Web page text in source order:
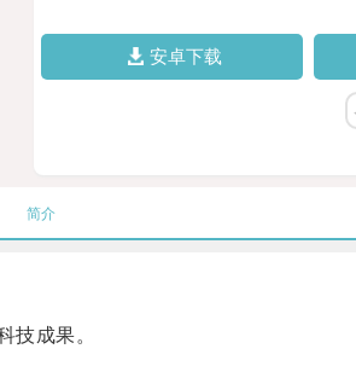
安卓下载
简介
成果。